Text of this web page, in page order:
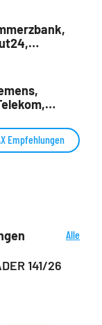
Empfehlungen
Alle
141/26